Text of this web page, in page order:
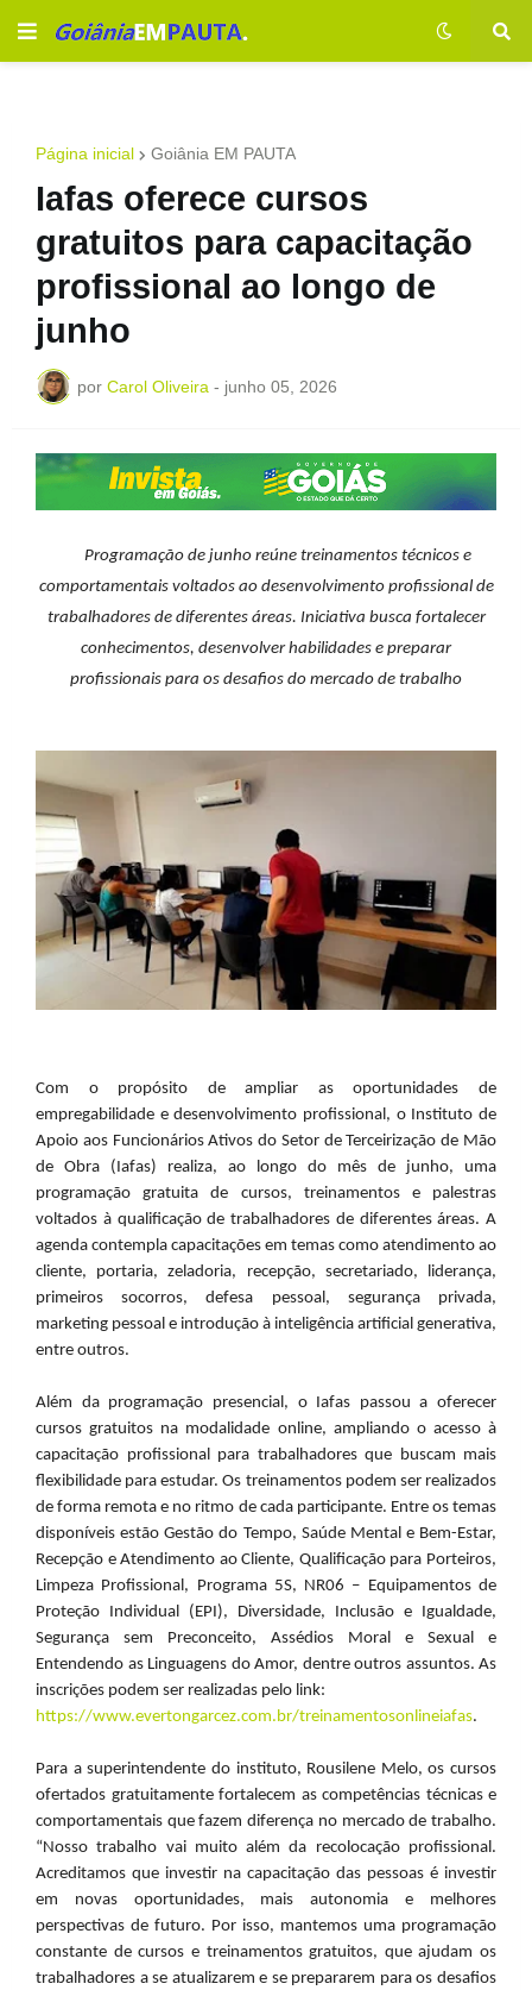
Página inicial Goiânia EM PAUTA
Iafas oferece cursos
gratuitos para capacitação
profissional ao longo de
junho
por Carol Oliveira - junho 05, 2026
Programação de junho reúne treinamentos técnicos e
comportamentais voltados ao desenvolvimento profissional de
trabalhadores de diferentes áreas. Iniciativa busca fortalecer
conhecimentos, desenvolver habilidades e preparar
profissionais para os desafios do mercado de trabalho
Com o propósito de ampliar as oportunidades de
empregabilidade e desenvolvimento profissional, o Instituto de
Apoio aos Funcionários Ativos do Setor de Terceirização de Mão
de Obra (Iafas) realiza, ao longo do mês de junho, uma
programação gratuita de cursos, treinamentos e palestras
voltados à qualificação de trabalhadores de diferentes áreas. A
agenda contempla capacitações em temas como atendimento ao
cliente, portaria, zeladoria, recepção, secretariado, liderança,
primeiros socorros, defesa pessoal, segurança privada,
marketing pessoal e introdução à inteligência artificial generativa,
entre outros.
Além da programação presencial, o Iafas passou a oferecer
cursos gratuitos na modalidade online, ampliando o acesso à
capacitação profissional para trabalhadores que buscam mais
flexibilidade para estudar. Os treinamentos podem ser realizados
de forma remota e no ritmo de cada participante. Entre os temas
disponíveis estão Gestão do Tempo, Saúde Mental e Bem-Estar,
Recepção e Atendimento ao Cliente, Qualificação para Porteiros,
Limpeza Profissional, Programa 5S, NR06 – Equipamentos de
Proteção Individual (EPI), Diversidade, Inclusão e Igualdade,
Segurança sem Preconceito, Assédios Moral e Sexual e
Entendendo as Linguagens do Amor, dentre outros assuntos. As
inscrições podem ser realizadas pelo link:
https://www.evertongarcez.com.br/treinamentosonlineiafas.
Para a superintendente do instituto, Rousilene Melo, os cursos
ofertados gratuitamente fortalecem as competências técnicas e
comportamentais que fazem diferença no mercado de trabalho.
“Nosso trabalho vai muito além da recolocação profissional.
Acreditamos que investir na capacitação das pessoas é investir
em novas oportunidades, mais autonomia e melhores
perspectivas de futuro. Por isso, mantemos uma programação
constante de cursos e treinamentos gratuitos, que ajudam os
trabalhadores a se atualizarem e se prepararem para os desafios